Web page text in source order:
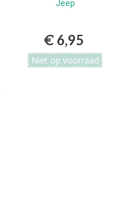
Jeep
€ 6,95
Niet op voorraad